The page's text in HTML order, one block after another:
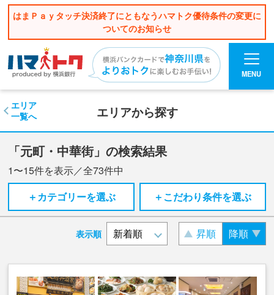
はまＰａｙタッチ決済終了にともなうハマトク優待条件の変更に
ついてのお知らせ
MENU
エリアから探す
エリア
一覧へ
「元町・中華街」の検索結果
1〜15件を表示／全73件中
＋カテゴリーを選ぶ
＋こだわり条件を選ぶ
表示順 昇順 降順